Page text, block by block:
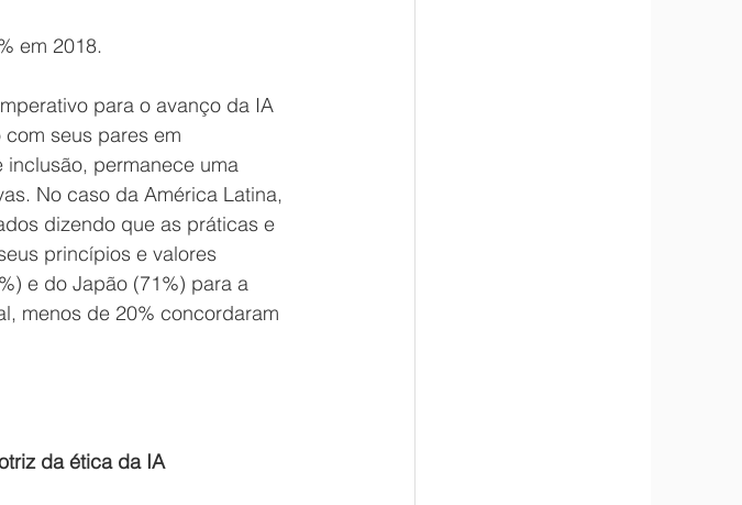
em 2018.
para o avanço da IA
seus pares em
permanece uma
No caso da América Latina,
dizendo que as práticas e
princípios e valores
e do Japão (71%) para a
menos de 20% concordaram
da ética da IA